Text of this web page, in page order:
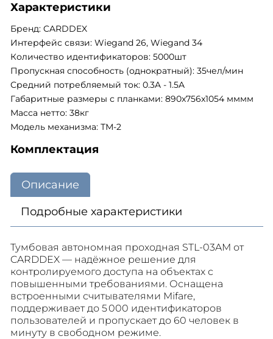
Характеристики
Бренд: CARDDEX
Интерфейс связи: Wiegand 26, Wiegand 34
Количество идентификаторов: 5000шт
Пропускная способность (однократный): 35чел/мин
Средний потребляемый ток: 0.3A - 1.5A
Габаритные размеры с планками: 890x756x1054 мммм
Масса нетто: 38кг
Модель механизма: ТМ-2
Комплектация
Описание
Подробные характеристики
Тумбовая автономная проходная STL-03AM от
CARDDEX — надёжное решение для
контролируемого доступа на объектах с
повышенными требованиями. Оснащена
встроенными считывателями Mifare,
поддерживает до 5 000 идентификаторов
пользователей и пропускает до 60 человек в
минуту в свободном режиме.